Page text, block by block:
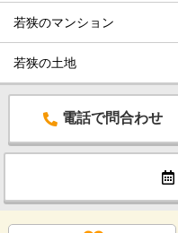
若狭のマンション
若狭の土地
電話で問合わせ